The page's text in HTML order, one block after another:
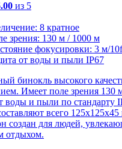
из 5
8 кратное
зрения: 130 м / 1000 м
фокусировки: 3 м/
от воды и пыли IP67
бинокль высокого
Имеет поле зрения 130
воды и пыли по стандарту
всего
создан для людей,
отдыхом.